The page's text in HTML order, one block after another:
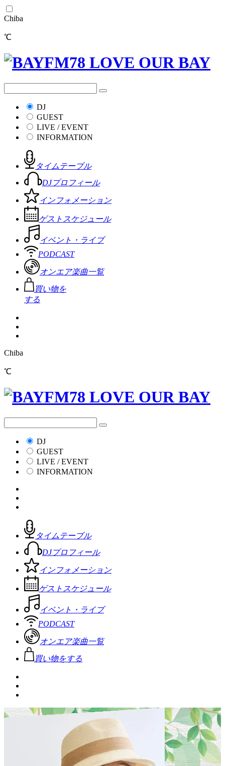
Chiba
℃
DJ
GUEST
LIVE / EVENT
INFORMATION
タイムテーブル
DJプロフィール
インフォメーション
ゲストスケジュール
イベント・ライブ
PODCAST
オンエア楽曲一覧
買い物を
する
Chiba
℃
DJ
GUEST
LIVE / EVENT
INFORMATION
タイムテーブル
DJプロフィール
インフォメーション
ゲストスケジュール
イベント・ライブ
PODCAST
オンエア楽曲一覧
買い物をする